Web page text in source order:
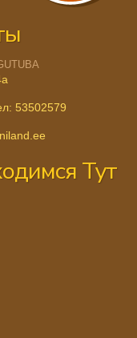
53502579
Тут